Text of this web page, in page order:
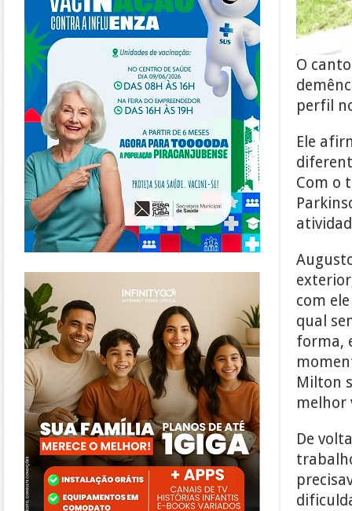
O
perfil
Ele
Com o
com
qual
forma,
Milton
melhor
De
https://www.infinitygo.com.br/